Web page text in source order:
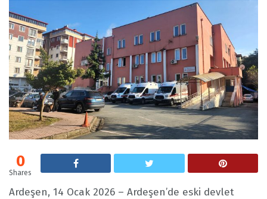
0
Shares
Ardeşen, 14 Ocak 2026 – Ardeşen’de eski devlet